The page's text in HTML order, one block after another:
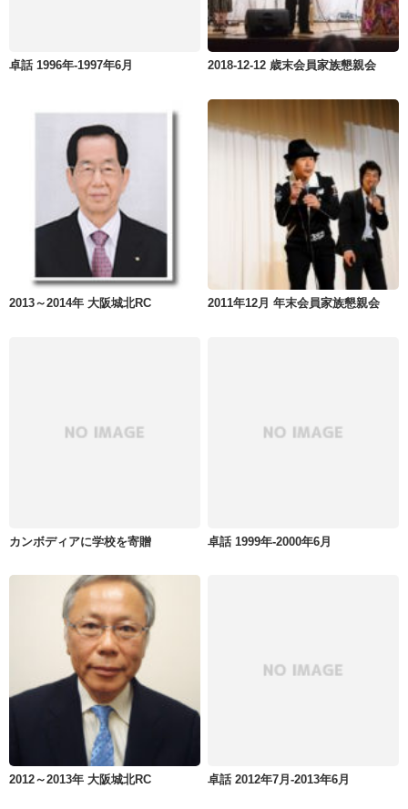
卓話 1996年-1997年6月 2018-12-12 歳末会員家族懇親会
2013～2014年 大阪城北RC 2011年12月 年末会員家族懇親会
カンボディアに学校を寄贈 卓話 1999年-2000年6月
2012～2013年 大阪城北RC 卓話 2012年7月-2013年6月